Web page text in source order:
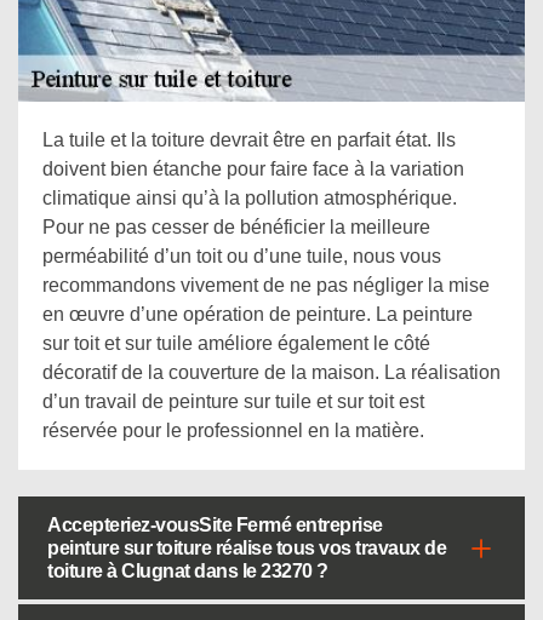
La tuile et la toiture devrait être en parfait état. Ils
doivent bien étanche pour faire face à la variation
climatique ainsi qu’à la pollution atmosphérique.
Pour ne pas cesser de bénéficier la meilleure
perméabilité d’un toit ou d’une tuile, nous vous
recommandons vivement de ne pas négliger la mise
en œuvre d’une opération de peinture. La peinture
sur toit et sur tuile améliore également le côté
décoratif de la couverture de la maison. La réalisation
d’un travail de peinture sur tuile et sur toit est
réservée pour le professionnel en la matière.
Accepteriez-vousSite Fermé entreprise
peinture sur toiture réalise tous vos travaux de
toiture à Clugnat dans le 23270 ?